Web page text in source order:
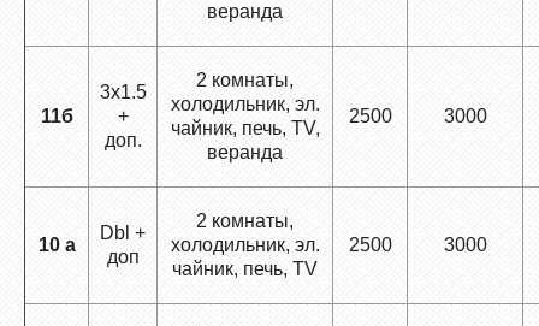
веранда
11б
3х1.5
+
доп.
2 комнаты,
холодильник, эл.
чайник, печь, TV,
веранда
2500 3000
10 а
Dbl +
доп
2 комнаты,
холодильник, эл.
чайник, печь, TV
2500 3000